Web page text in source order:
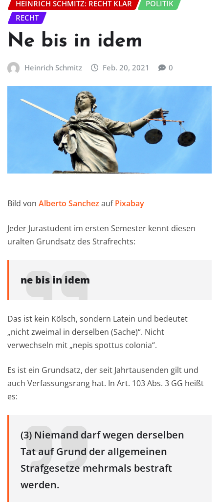
HEINRICH SCHMITZ: RECHT KLAR
POLITIK
RECHT
Ne bis in idem
Heinrich Schmitz Feb. 20, 2021 0
Bild von Alberto Sanchez aufPixabay
Jeder Jurastudent im ersten Semester kennt diesen
uralten Grundsatz des Strafrechts:
ne bis in idem
Das ist kein Kölsch, sondern Latein und bedeutet
„nicht zweimal in derselben (Sache)“. Nicht
verwechseln mit „nepis spottus colonia“.
Es ist ein Grundsatz, der seit Jahrtausenden gilt und
auch Verfassungsrang hat. In Art. 103 Abs. 3 GG heißt
es:
(3) Niemand darf wegen derselben
Tat auf Grund der allgemeinen
Strafgesetze mehrmals bestraft
werden.